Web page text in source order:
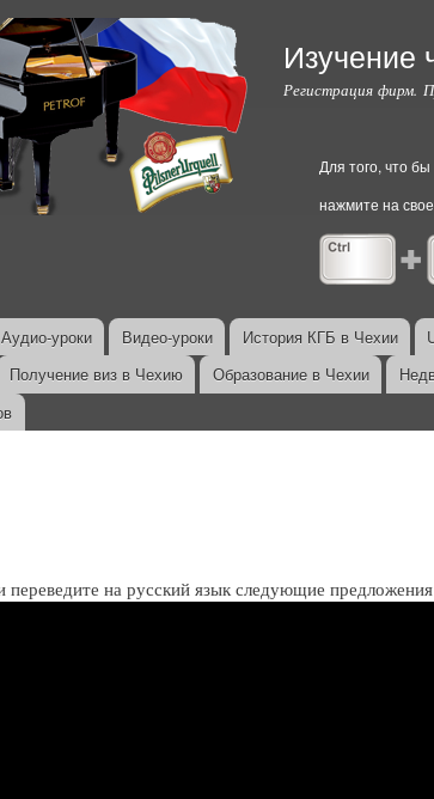
Перейти к
основному
содержанию
Изучение
Регистрация фирм.
Для того, что
нажмите на
Аудио-уроки Видео-уроки История КГБ в Чехии
Получение виз в Чехию Образование в Чехии
переведите на русский язык следующие